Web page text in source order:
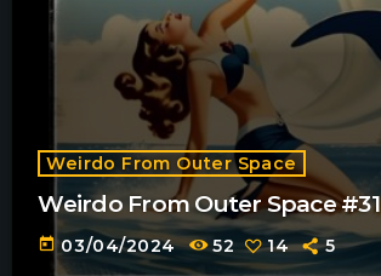
Weirdo From Outer Space
Weirdo From Outer Space #31
today 03/04/2024 52 14 5